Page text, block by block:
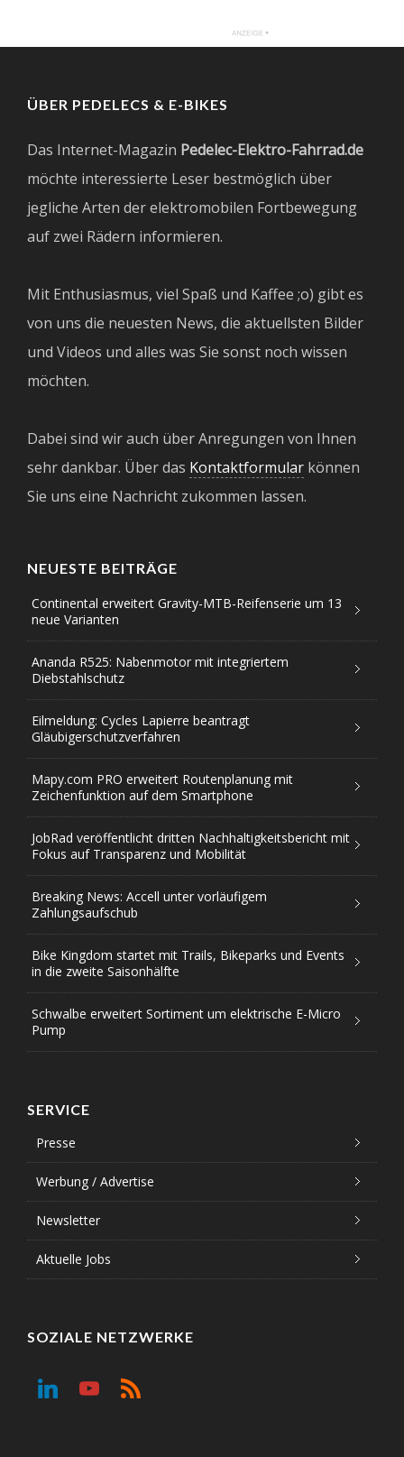
ÜBER PEDELECS & E-BIKES
Das Internet-Magazin Pedelec-Elektro-Fahrrad.de
möchte interessierte Leser bestmöglich über
jegliche Arten der elektromobilen Fortbewegung
auf zwei Rädern informieren.
Mit Enthusiasmus, viel Spaß und Kaffee ;o) gibt es
von uns die neuesten News, die aktuellsten Bilder
und Videos und alles was Sie sonst noch wissen
möchten.
Dabei sind wir auch über Anregungen von Ihnen
sehr dankbar. Über das Kontaktformular können
Sie uns eine Nachricht zukommen lassen.
NEUESTE BEITRÄGE
Continental erweitert Gravity-MTB-Reifenserie um 13
neue Varianten
Ananda R525: Nabenmotor mit integriertem
Diebstahlschutz
Eilmeldung: Cycles Lapierre beantragt
Gläubigerschutzverfahren
Mapy.com PRO erweitert Routenplanung mit
Zeichenfunktion auf dem Smartphone
JobRad veröffentlicht dritten Nachhaltigkeitsbericht mit
Fokus auf Transparenz und Mobilität
Breaking News: Accell unter vorläufigem
Zahlungsaufschub
Bike Kingdom startet mit Trails, Bikeparks und Events
in die zweite Saisonhälfte
Schwalbe erweitert Sortiment um elektrische E-Micro
Pump
SERVICE
Presse
Werbung / Advertise
Newsletter
Aktuelle Jobs
SOZIALE NETZWERKE